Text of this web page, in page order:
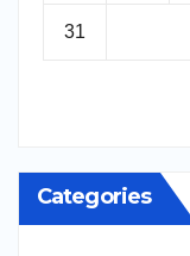
31
Categories